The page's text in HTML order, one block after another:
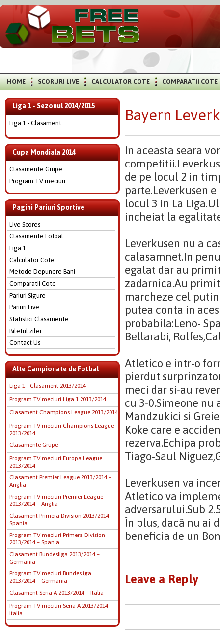
HOME SCORURI LIVE CALCULATOR COTE COMPARATII COTE
Liga 1 - Sezonul 2014/2015
Liga 1 - Clasament
Cupa Mondiala 2014
Clasamente Grupe
Program TV meciuri
Pagini Pariuri Sportive
Live Scores
Clasamente Fotbal
Liga 1
Calculator Cote
Metode Depunere Bani
Comparatii Cote
Pariuri Sigure
Pariuri Live
Statistici Clasamente
Biletul zilei
Contact Us
Alte Campionate de Fotbal
Liga 1 - Clasament 2013/2014
Program TV meciuri Liga 1 2013/2014
Clasament Champions League 2013/2014
Program TV meciuri Champions League
2013/2014
Clasamente Grupe
Program TV meciuri Europa League
2013/2014
Clasament Premier League 2013/2014 –
Anglia
Program TV meciuri Premier League
2013/2014 – Anglia
Clasament Primera Division 2013/2014 –
Spania
Program TV meciuri Primera Division
2013/2014 – Spania
Clasament Bundesliga 2013/2014 –
Germania
Program TV meciuri Bundesliga
2013/2014 – Germania
Clasament Seria A 2013/2014 – Italia
Program TV meciuri Seria A 2013/2014 –
Italia
Bayern
In aceasta seara
de pe locul 2 in
parte.Leverkusen
locul 3 in La
incheiat la
Leverkusen nu a
calasamnet.In
egalat dar au
zadarnica.Au
marcheze cel
putea conta in
probabila:Leno-
Bellarabi,
Atletico e intr-o
pierdut
meci dar si-au
cu 3-0.Simeone
Mandzukici si
Koke care e
rezerva.Echipa
Tiago-Saul
Leverkusen va
Atletico va
adversarului.Sub
În plus, dacă nu ai
beneficia de un
Leave a Reply